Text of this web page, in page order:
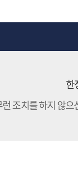
한
조치를 하지 않